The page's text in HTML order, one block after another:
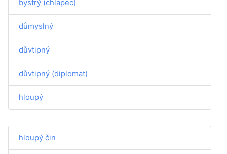
bystrý (chlapec)
důmyslný
důvtipný
důvtipný (diplomat)
hloupý
hloupý čin